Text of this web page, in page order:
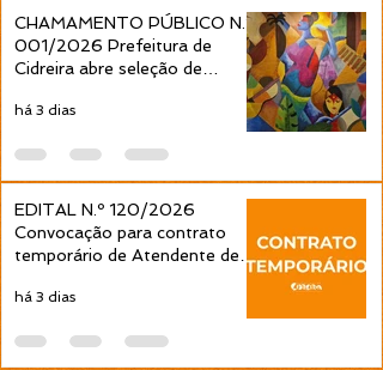
CHAMAMENTO PÚBLICO N.º
001/2026 Prefeitura de
Cidreira abre seleção de
projetos culturais pela Política
Nacional Aldir Blanc
há 3 dias
EDITAL N.º 120/2026
Convocação para contrato
temporário de Atendente de
pela Prefeitura de Cidreira
há 3 dias